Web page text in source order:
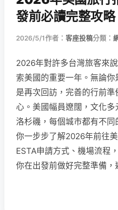
發前必讀完整攻略
2026/5/1作者： 客座投稿分類：
2026年對許多台灣旅客來
索美國的重要一年。無論
是再次回訪，完善的行前
心。美國幅員遼闊，文化
洛杉磯，每個城市都有不
你一步步了解2026年前往
ESTA申請方式、機場流程
你在出發前做好完整準備，